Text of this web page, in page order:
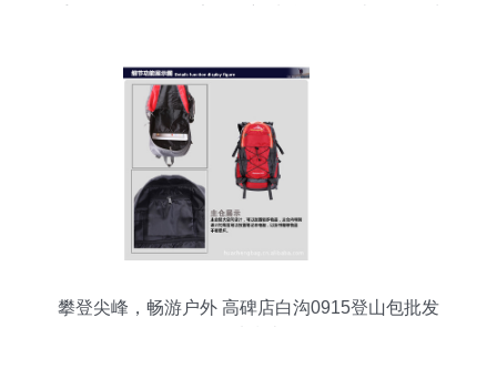
攀登尖峰，畅游户外 高碑店白沟0915登山包批发